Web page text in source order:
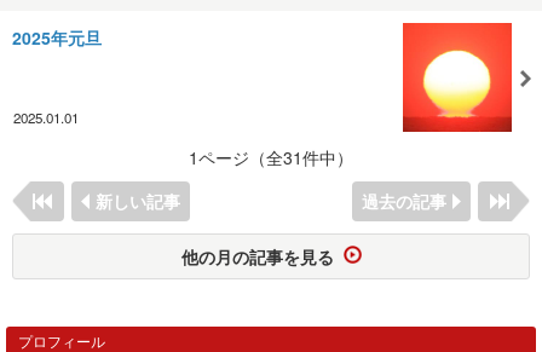
2025年元旦
2025.01.01
1ページ（全31件中）
新しい記事
過去の記事
他の月の記事を見る
プロフィール